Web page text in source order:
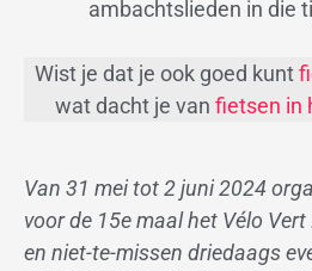
ambachtslieden in die
Wist je dat je ook goed kunt
wat dacht je van fietsen in
Van 31 mei tot 2 juni 2024
voor de 15e maal het Vélo
en niet-te-missen driedaags